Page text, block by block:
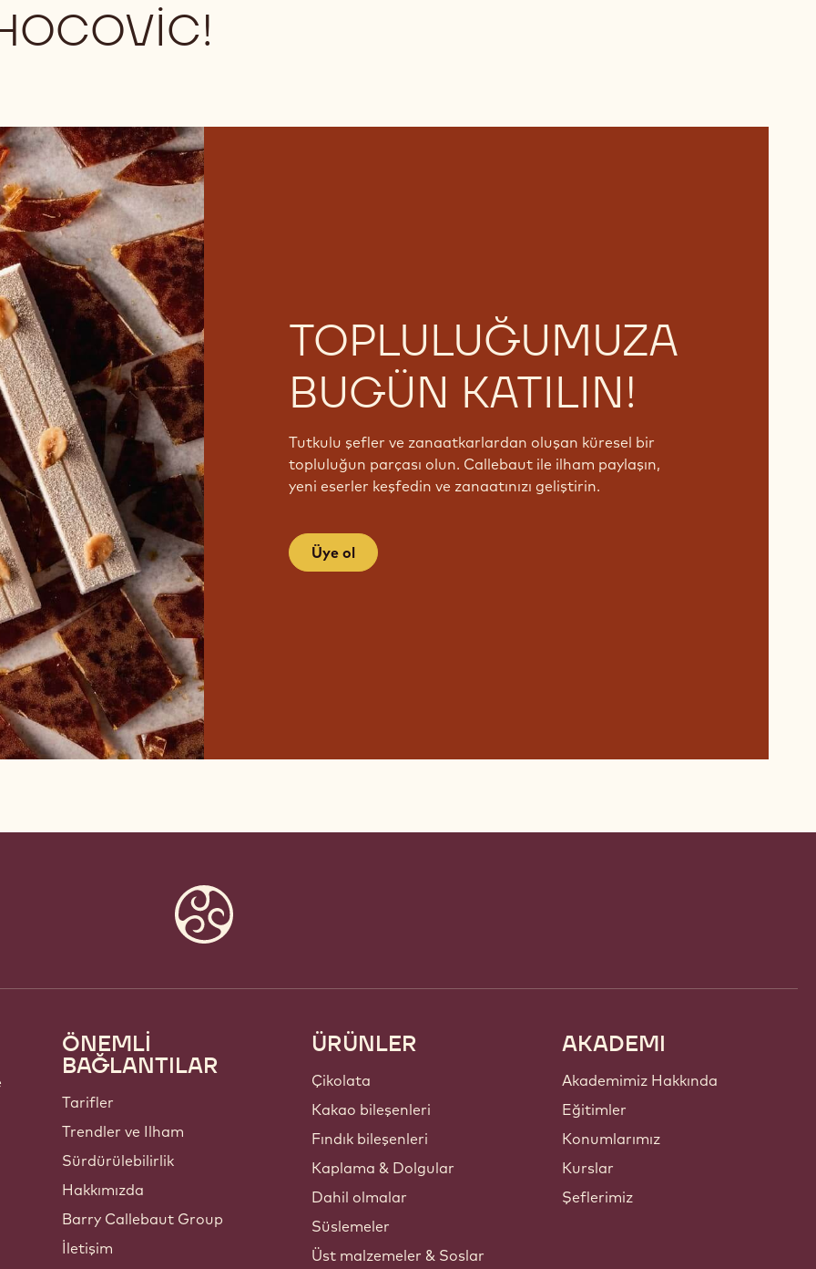
TOPLULUĞUMUZA
BUGÜN KATILIN!
Tutkulu şefler ve zanaatkarlardan oluşan küresel bir
topluluğun parçası olun. Callebaut ile ilham paylaşın,
yeni eserler keşfedin ve zanaatınızı geliştirin.
Üye ol
Footer
Callebaut
ÖNEMLİ
BAĞLANTILAR
Tarifler
Trendler ve Ilham
Sürdürülebilirlik
Hakkımızda
Barry Callebaut Group
İletişim
ÜRÜNLER
Çikolata
Kakao bileşenleri
Fındık bileşenleri
Kaplama & Dolgular
Dahil olmalar
Süslemeler
Üst malzemeler & Soslar
AKADEMI
Akademimiz Hakkında
Eğitimler
Konumlarımız
Kurslar
Şeflerimiz